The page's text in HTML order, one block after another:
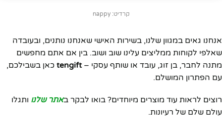
קרדיט: nappy
אנחנו גאים במגוון שלנו, בשירות האישי שאנחנו נותנים, ובעובדה
שאלפי לקוחות ממליצים עלינו שוב ושוב. בין אם אתם מחפשים
מתנה לחבר, בן זוג, עובד או שותף עסקי –tengift כאן בשבילכם,
עם הפתרון המושלם.
רוצים לראות עוד מוצרים מיוחדים? בואו לבקר באתר שלנו ותגלו
עולם שלם של רעיונות.